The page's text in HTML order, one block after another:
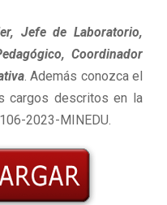
Jefe de Laboratorio,
Coordinador
. Además conozca el
cargos descritos en la
2023-MINEDU.